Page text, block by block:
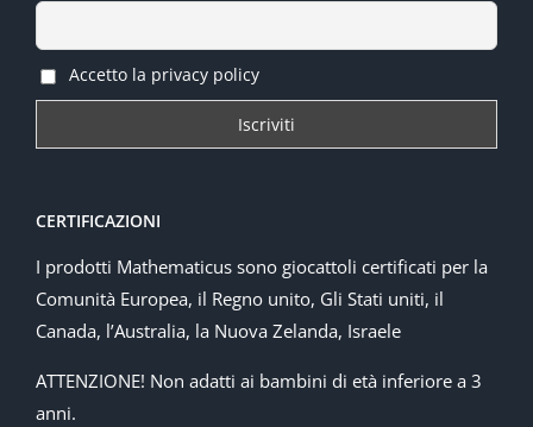
Accetto la privacy policy
CERTIFICAZIONI
I prodotti Mathematicus sono giocattoli certificati per la
Comunità Europea, il Regno unito, Gli Stati uniti, il
Canada, l’Australia, la Nuova Zelanda, Israele
ATTENZIONE! Non adatti ai bambini di età inferiore a 3
anni.